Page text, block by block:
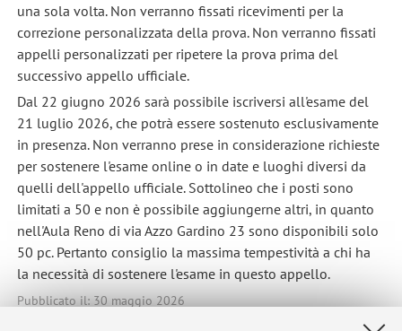
una sola volta. Non verranno fissati ricevimenti per la
correzione personalizzata della prova. Non verranno fissati
appelli personalizzati per ripetere la prova prima del
successivo appello ufficiale.
Dal 22 giugno 2026 sarà possibile iscriversi all'esame del
21 luglio 2026, che potrà essere sostenuto esclusivamente
in presenza. Non verranno prese in considerazione richieste
per sostenere l'esame online o in date e luoghi diversi da
quelli dell'appello ufficiale. Sottolineo che i posti sono
limitati a 50 e non è possibile aggiungerne altri, in quanto
nell'Aula Reno di via Azzo Gardino 23 sono disponibili solo
50 pc. Pertanto consiglio la massima tempestività a chi ha
la necessità di sostenere l'esame in questo appello.
Pubblicato il: 30 maggio 2026